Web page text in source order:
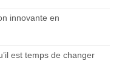
innovante en
est temps de changer